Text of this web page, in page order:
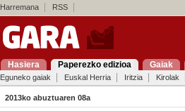
Harremana RSS
Hasiera Paperezko edizioa Gaiak
Eguneko gaiak Euskal Herria Iritzia Kirolak
2013ko abuztuaren 08a